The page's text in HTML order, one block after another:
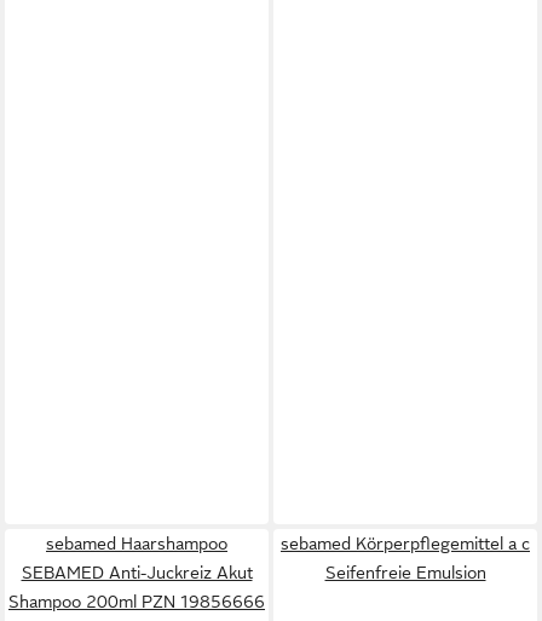
sebamed Haarshampoo
SEBAMED Anti-Juckreiz Akut
Shampoo 200ml PZN 19856666
sebamed Körperpflegemittel a c
Seifenfreie Emulsion